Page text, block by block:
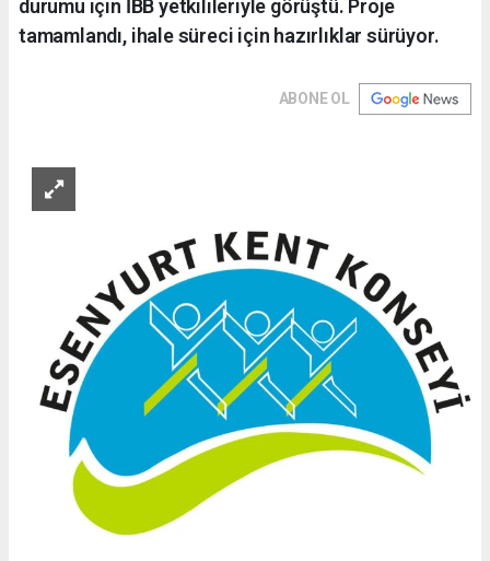
durumu için İBB yetkilileriyle görüştü. Proje
tamamlandı, ihale süreci için hazırlıklar sürüyor.
ABONE OL